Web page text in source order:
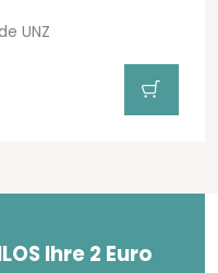
UNZ
Ihre 2 Euro